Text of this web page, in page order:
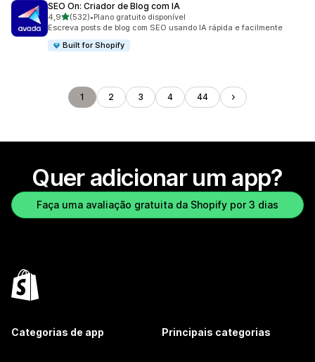
SEO On: Criador de Blog com IA
4,9de 5 estrelas
(532)
532 avaliações ao todo
•Plano gratuito disponível
Escreva posts de blog com SEO usando IA rápida e facilmente
Built for Shopify
1 2 3 4 44
Quer adicionar um app?
Faça uma avaliação gratuita da Shopify por 3 dias
Categorias de app Principais categorias